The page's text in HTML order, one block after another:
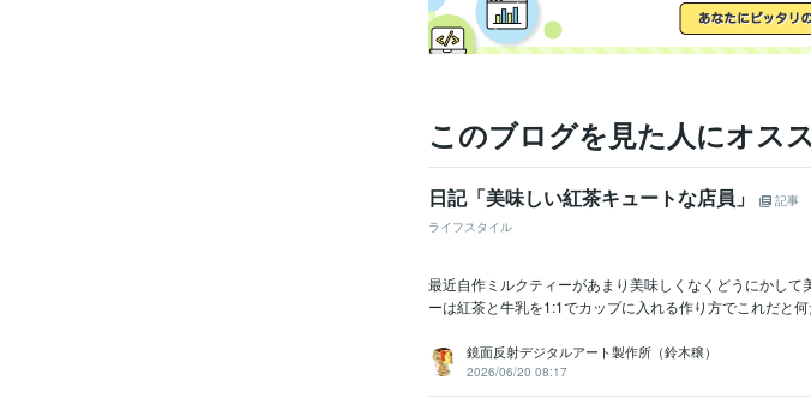
このブログを見た人にオス
日記「美味しい紅茶キュートな店員」
記事
ライフスタイル
最近自作ミルクティーがあまり美味しくなくどうにかし
ーは紅茶と牛乳を1:1でカップに入れる作り方でこれだと
鏡面反射デジタルアート製作所（鈴木穣）
2026/06/20 08:17